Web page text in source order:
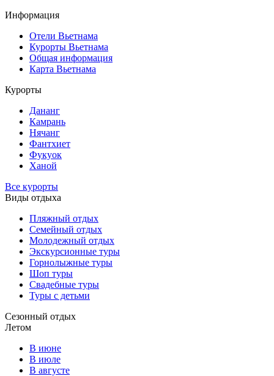
Информация
Отели Вьетнама
Курорты Вьетнама
Общая информация
Карта Вьетнама
Курорты
Дананг
Камрань
Нячанг
Фантхиет
Фукуок
Ханой
Все курорты
Виды отдыха
Пляжный отдых
Семейный отдых
Молодежный отдых
Экскурсионные туры
Горнолыжные туры
Шоп туры
Свадебные туры
Туры с детьми
Сезонный отдых
Летом
В июне
В июле
В августе